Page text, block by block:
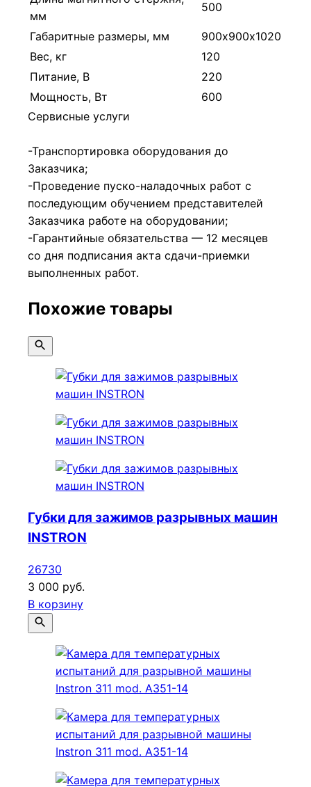
мм
500
Габаритные размеры, мм
900х900х1020
Вес, кг
120
Питание, В
220
Мощность, Вт
600
Сервисные услуги
-Транспортировка оборудования до
Заказчика;
-Проведение пуско-наладочных работ с
последующим обучением представителей
Заказчика работе на оборудовании;
-Гарантийные обязательства — 12 месяцев
со дня подписания акта сдачи-приемки
выполненных работ.
Похожие товары
Губки для зажимов разрывных машин
INSTRON
26730
3 000 руб.
В корзину